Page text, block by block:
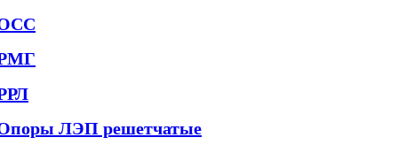
ЛЭП решетчатые